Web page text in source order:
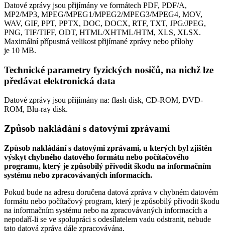
Datové zprávy jsou přijímány ve formátech PDF, PDF/A,
MP2/MP3, MPEG/MPEG1/MPEG2/MPEG3/MPEG4, MOV,
WAV, GIF, PPT, PPTX, DOC, DOCX, RTF, TXT, JPG/JPEG,
PNG, TIF/TIFF, ODT, HTML/XHTML/HTM, XLS, XLSX.
Maximální přípustná velikost přijímané zprávy nebo přílohy
je 10 MB.
Technické parametry fyzických nosičů, na nichž lze
předávat elektronická data
Datové zprávy jsou přijímány na: flash disk, CD-ROM, DVD-
ROM, Blu-ray disk.
Způsob nakládání s datovými zprávami
Způsob nakládání s datovými zprávami, u kterých byl zjištěn
výskyt chybného datového formátu nebo počítačového
programu, který je způsobilý přivodit škodu na informačním
systému nebo zpracovávaných informacích.
Pokud bude na adresu doručena datová zpráva v chybném datovém
formátu nebo počítačový program, který je způsobilý přivodit škodu
na informačním systému nebo na zpracovávaných informacích a
nepodaří-li se ve spolupráci s odesílatelem vadu odstranit, nebude
tato datová zpráva dále zpracovávána.